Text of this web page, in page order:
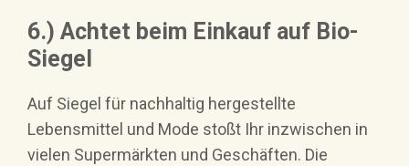
6.) Achtet beim Einkauf auf Bio-
Siegel
Auf Siegel für nachhaltig hergestellte
Lebensmittel und Mode stoßt Ihr inzwischen in
vielen Supermärkten und Geschäften. Die